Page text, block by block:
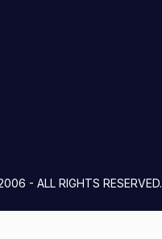
- ALL RIGHTS RESERVED.